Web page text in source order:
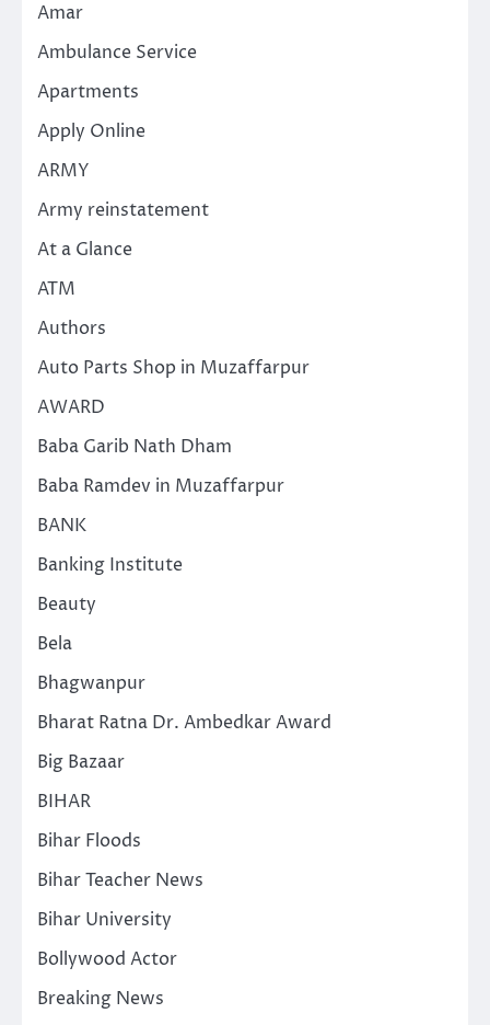
Amar
Ambulance Service
Apartments
Apply Online
ARMY
Army reinstatement
At a Glance
ATM
Authors
Auto Parts Shop in Muzaffarpur
AWARD
Baba Garib Nath Dham
Baba Ramdev in Muzaffarpur
BANK
Banking Institute
Beauty
Bela
Bhagwanpur
Bharat Ratna Dr. Ambedkar Award
Big Bazaar
BIHAR
Bihar Floods
Bihar Teacher News
Bihar University
Bollywood Actor
Breaking News